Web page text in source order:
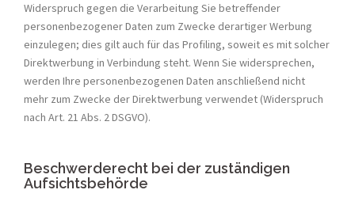
Widerspruch gegen die Verarbeitung Sie betreffender
personenbezogener Daten zum Zwecke derartiger Werbung
einzulegen; dies gilt auch für das Profiling, soweit es mit solcher
Direktwerbung in Verbindung steht. Wenn Sie widersprechen,
werden Ihre personenbezogenen Daten anschließend nicht
mehr zum Zwecke der Direktwerbung verwendet (Widerspruch
nach Art. 21 Abs. 2 DSGVO).
Beschwerderecht bei der zuständigen
Aufsichtsbehörde